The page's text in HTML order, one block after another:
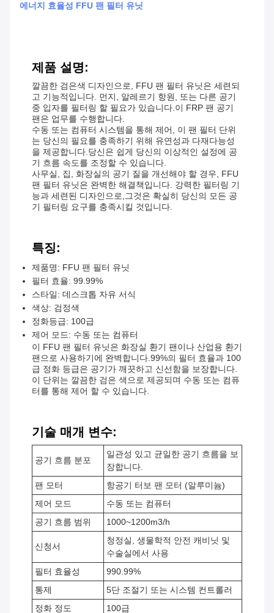
에너지 효율성 FFU 팬 필터 유닛
제품 설명:
깔끔한 검은색 디자인으로, FFU 팬 필터 유닛은 세련되
고 기능적입니다. 먼지, 알레르기 항원, 또는 다른 공기
중 입자를 필터링 할 필요가 있습니다.이 FRP 팬 공기
팬은 업무를 수행합니다.
수동 또는 컴퓨터 시스템을 통해 제어, 이 팬 필터 단위
는 당신의 필요를 충족하기 위해 유연성과 다재다능성
을 제공합니다.당신은 쉽게 당신의 이상적인 설정에 공
기 흐름 속도를 조정할 수 있습니다.
사무실, 집, 화장실의 공기 질을 개선해야 할 경우, FFU
팬 필터 유닛은 완벽한 해결책입니다. 강력한 필터링 기
능과 세련된 디자인으로,그것은 확실히 당신의 모든 공
기 필터링 요구를 충족시킬 것입니다.
특징:
제품명: FFU 팬 필터 유닛
필터 효율: 99.99%
스타일: 데스크톱 자유 서식
색상: 검정색
정화등급: 100급
제어 모드: 수동 또는 컴퓨터
이 FFU 팬 필터 유닛은 화장실 환기 팬이나 산업용 환기
팬으로 사용하기에 완벽합니다.99%의 필터 효율과 100
급 정화 등급은 공기가 깨끗하고 신선함을 보장합니다.
이 단위는 깔끔한 검은 색으로 제공되며 수동 또는 컴퓨
터를 통해 제어 할 수 있습니다.
기술 매개 변수:
공기 흐름 분포
일관성 있고 균일한 공기 흐름을 보
장합니다.
팬 모터
항공기 터보 팬 모터 (알루미늄)
제어 모드
수동 또는 컴퓨터
공기 흐름 범위
1000~1200m3/h
신청서
청정실, 생물학적 안전 캐비닛 및
수술실에서 사용
필터 효율성
990.99%
통제
5단 조절기 또는 시스템 컨트롤러
정화 정도
100급